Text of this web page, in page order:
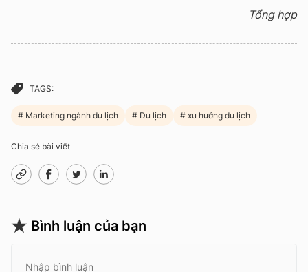
Tổng hợp
TAGS:
Marketing ngành du lịch Du lịch xu hướng du lịch
Chia sẻ bài viết
Bình luận của bạn